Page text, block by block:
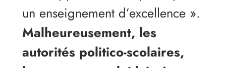
un enseignement d’excellence ».
Malheureusement, les
autorités politico-scolaires,